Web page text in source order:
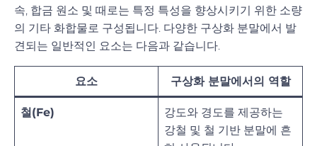
속, 합금 원소 및 때로는 특정 특성을 향상시키기 위한 소량
의 기타 화합물로 구성됩니다. 다양한 구상화 분말에서 발
견되는 일반적인 요소는 다음과 같습니다.
요소 구상화 분말에서의 역할
철(Fe)
강도와 경도를 제공하는
강철 및 철 기반 분말에 흔